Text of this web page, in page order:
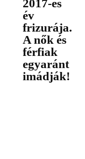
2017-es
év
frizurája.
A nők és
férfiak
egyaránt
imádják!